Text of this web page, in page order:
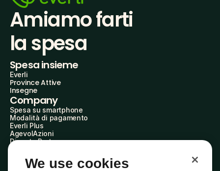
Amiamo farti
la spesa
Spesa insieme
Everli
Province Attive
Insegne
Company
Spesa su smartphone
Modalità di pagamento
Everli Plus
AgevolAzioni
Diventa Partner
Everli Shoppers
About Us
We use cookies